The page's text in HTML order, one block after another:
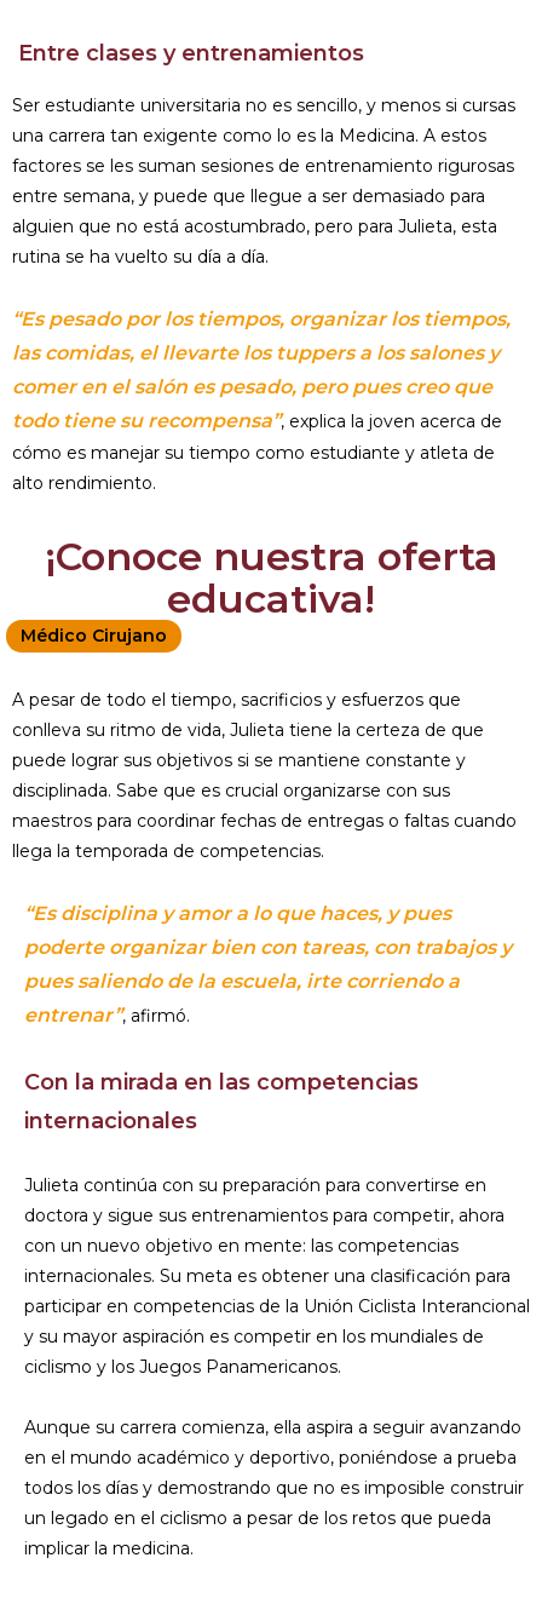
Entre clases y entrenamientos
Ser estudiante universitaria no es sencillo, y menos si cursas
una carrera tan exigente como lo es la Medicina. A estos
factores se les suman sesiones de entrenamiento rigurosas
entre semana, y puede que llegue a ser demasiado para
alguien que no está acostumbrado, pero para Julieta, esta
rutina se ha vuelto su día a día.
“Es pesado por los tiempos, organizar los tiempos,
las comidas, el llevarte los tuppers a los salones y
comer en el salón es pesado, pero pues creo que
todo tiene su recompensa”, explica la joven acerca de
cómo es manejar su tiempo como estudiante y atleta de
alto rendimiento.
¡Conoce nuestra oferta
educativa!
Médico Cirujano
A pesar de todo el tiempo, sacrificios y esfuerzos que
conlleva su ritmo de vida, Julieta tiene la certeza de que
puede lograr sus objetivos si se mantiene constante y
disciplinada. Sabe que es crucial organizarse con sus
maestros para coordinar fechas de entregas o faltas cuando
llega la temporada de competencias.
“Es disciplina y amor a lo que haces, y pues
poderte organizar bien con tareas, con trabajos y
pues saliendo de la escuela, irte corriendo a
entrenar”, afirmó.
Con la mirada en las competencias
internacionales
Julieta continúa con su preparación para convertirse en
doctora y sigue sus entrenamientos para competir, ahora
con un nuevo objetivo en mente: las competencias
internacionales. Su meta es obtener una clasificación para
participar en competencias de la Unión Ciclista Interancional
y su mayor aspiración es competir en los mundiales de
ciclismo y los Juegos Panamericanos.
Aunque su carrera comienza, ella aspira a seguir avanzando
en el mundo académico y deportivo, poniéndose a prueba
todos los días y demostrando que no es imposible construir
un legado en el ciclismo a pesar de los retos que pueda
implicar la medicina.